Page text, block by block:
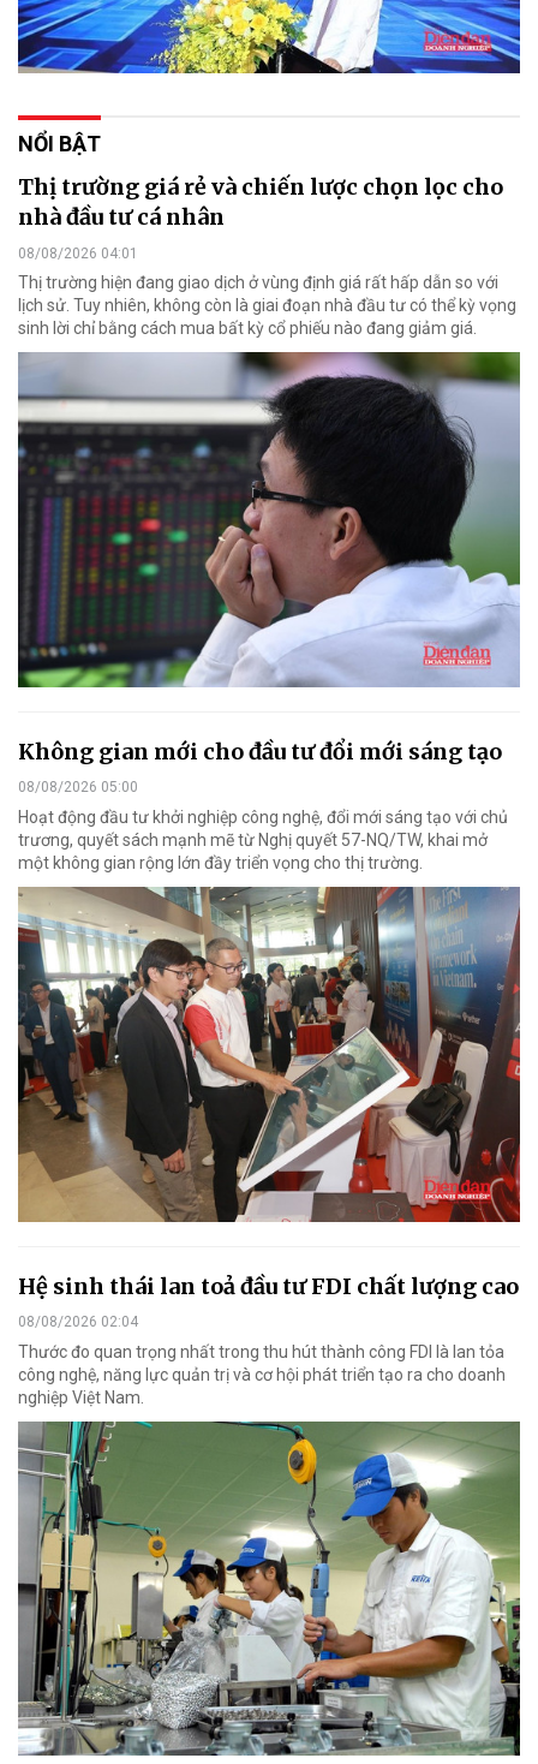
NỔI BẬT
Thị trường giá rẻ và chiến lược chọn lọc cho
nhà đầu tư cá nhân
08/08/2026 04:01
Thị trường hiện đang giao dịch ở vùng định giá rất hấp dẫn so với
lịch sử. Tuy nhiên, không còn là giai đoạn nhà đầu tư có thể kỳ vọng
sinh lời chỉ bằng cách mua bất kỳ cổ phiếu nào đang giảm giá.
Không gian mới cho đầu tư đổi mới sáng tạo
08/08/2026 05:00
Hoạt động đầu tư khởi nghiệp công nghệ, đổi mới sáng tạo với chủ
trương, quyết sách mạnh mẽ từ Nghị quyết 57-NQ/TW, khai mở
một không gian rộng lớn đầy triển vọng cho thị trường.
Hệ sinh thái lan toả đầu tư FDI chất lượng cao
08/08/2026 02:04
Thước đo quan trọng nhất trong thu hút thành công FDI là lan tỏa
công nghệ, năng lực quản trị và cơ hội phát triển tạo ra cho doanh
nghiệp Việt Nam.